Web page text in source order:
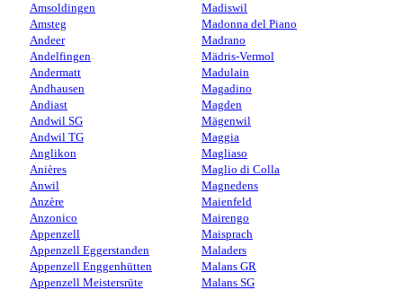
Amsoldingen
Amsteg
Andeer
Andelfingen
Andermatt
Andhausen
Andiast
Andwil SG
Andwil TG
Anglikon
Anières
Anwil
Anzère
Anzonico
Appenzell
Appenzell Eggerstanden
Appenzell Enggenhütten
Appenzell Meistersrüte
Madiswil
Madonna del Piano
Madrano
Mädris-Vermol
Madulain
Magadino
Magden
Mägenwil
Maggia
Magliaso
Maglio di Colla
Magnedens
Maienfeld
Mairengo
Maisprach
Maladers
Malans GR
Malans SG